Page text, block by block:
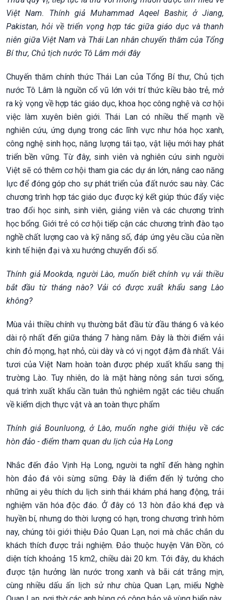
Việt Nam. Thính giả Muhammad Aqeel Bashir, ở Jiang,
Pakistan, hỏi về triển vọng hợp tác giữa giáo dục và thanh
niên giữa Việt Nam và Thái Lan nhân chuyến thăm của Tổng
Bí thư, Chủ tịch nước Tô Lâm mới đây
Chuyến thăm chính thức Thái Lan của Tổng Bí thư, Chủ tịch
nước Tô Lâm là nguồn cổ vũ lớn với trí thức kiều bào trẻ, mở
ra kỳ vọng về hợp tác giáo dục, khoa học công nghệ và cơ hội
việc làm xuyên biên giới. Thái Lan có nhiều thế mạnh về
nghiên cứu, ứng dụng trong các lĩnh vực như hóa học xanh,
công nghệ sinh học, năng lượng tái tạo, vật liệu mới hay phát
triển bền vững. Từ đây, sinh viên và nghiên cứu sinh người
Việt sẽ có thêm cơ hội tham gia các dự án lớn, nâng cao năng
lực để đóng góp cho sự phát triển của đất nước sau này. Các
chương trình hợp tác giáo dục được ký kết giúp thúc đẩy việc
trao đổi học sinh, sinh viên, giảng viên và các chương trình
học bổng. Giới trẻ có cơ hội tiếp cận các chương trình đào tạo
nghề chất lượng cao và kỹ năng số, đáp ứng yêu cầu của nền
kinh tế hiện đại và xu hướng chuyển đổi số.
Thính giả Mookda, người Lào, muốn biết chính vụ vải thiều
bắt đầu từ tháng nào? Vải có được xuất khẩu sang Lào
không?
Mùa vải thiều chính vụ thường bắt đầu từ đầu tháng 6 và kéo
dài rộ nhất đến giữa tháng 7 hàng năm. Đây là thời điểm vải
chín đỏ mọng, hạt nhỏ, cùi dày và có vị ngọt đậm đà nhất. Vải
tươi của Việt Nam hoàn toàn được phép xuất khẩu sang thị
trường Lào. Tuy nhiên, do là mặt hàng nông sản tươi sống,
quá trình xuất khẩu cần tuân thủ nghiêm ngặt các tiêu chuẩn
về kiểm dịch thực vật và an toàn thực phẩm
Thính giả Bounluong, ở Lào, muốn nghe giới thiệu về các
hòn đảo - điểm tham quan du lịch của Hạ Long
Nhắc đến đảo Vịnh Hạ Long, người ta nghĩ đến hàng nghìn
hòn đảo đá vôi sừng sững. Đây là điểm đến lý tưởng cho
những ai yêu thích du lịch sinh thái khám phá hang động, trải
nghiệm văn hóa độc đáo. Ở đây có 13 hòn đảo khá đẹp và
huyền bí, nhưng do thời lượng có hạn, trong chương trình hôm
nay, chúng tôi giới thiệu Đảo Quan Lạn, nơi mà chắc chắn du
khách thích được trải nghiệm. Đảo thuộc huyện Vân Đồn, có
diện tích khoảng 15 km2, chiều dài 20 km. Tới đây, du khách
được tận hưởng làn nước trong xanh và bãi cát trắng mịn,
cùng nhiều dấu ấn lịch sử như chùa Quan Lạn, miếu Nghè